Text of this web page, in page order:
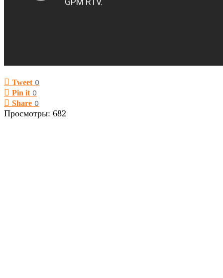
Tweet 0
Pin it 0
Share 0
Просмотры: 682